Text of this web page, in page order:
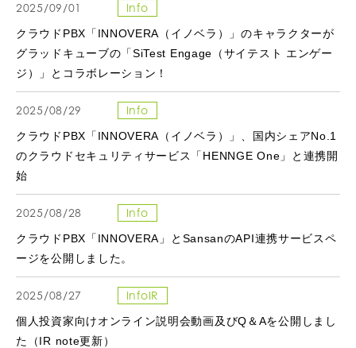
2025/09/01 Info
クラウドPBX「INNOVERA（イノベラ）」のキャラクターが
グラッドキューブの「SiTest Engage（サイテスト エンゲー
ジ）」とコラボレーション！
2025/08/29 Info
クラウドPBX「INNOVERA（イノベラ）」、国内シェアNo.1
のクラウドセキュリティサービス「HENNGE One」と連携開
始
2025/08/28 Info
クラウドPBX「INNOVERA」とSansanのAPI連携サービスペ
ージを公開しました。
2025/08/27 InfoIR
個人投資家向けオンライン説明会動画及びQ＆Aを公開しまし
た（IR note更新）